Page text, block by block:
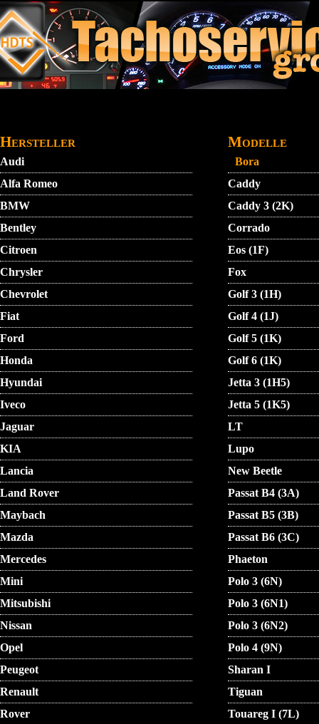
Direkt zum Inhalt
Hersteller
Audi
Alfa Romeo
BMW
Bentley
Citroen
Chrysler
Chevrolet
Fiat
Ford
Honda
Hyundai
Iveco
Jaguar
KIA
Lancia
Land Rover
Maybach
Mazda
Mercedes
Mini
Mitsubishi
Nissan
Opel
Peugeot
Renault
Rover
Modelle
Bora
Caddy
Caddy 3 (2K)
Corrado
Eos (1F)
Fox
Golf 3 (1H)
Golf 4 (1J)
Golf 5 (1K)
Golf 6 (1K)
Jetta 3 (1H5)
Jetta 5 (1K5)
LT
Lupo
New Beetle
Passat B4 (3A)
Passat B5 (3B)
Passat B6 (3C)
Phaeton
Polo 3 (6N)
Polo 3 (6N1)
Polo 3 (6N2)
Polo 4 (9N)
Sharan I
Tiguan
Touareg I (7L)